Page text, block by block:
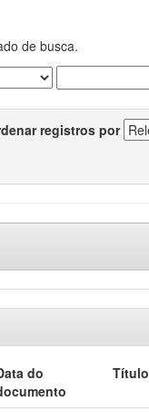
de busca.
registros por
do
Título